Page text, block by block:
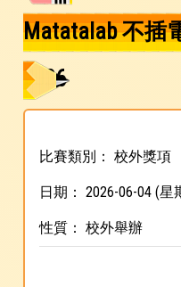
Matatalab 不插
2026
比賽類別： 校外獎項
日期： 2026-06-04 (星
性質： 校外舉辦